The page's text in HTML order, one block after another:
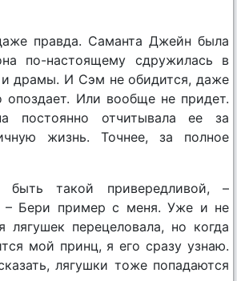
правда. Саманта Джейн была
по-настоящему сдружилась в
и драмы. И Сэм не обидится, даже
опоздает. Или вообще не придет.
постоянно отчитывала ее за
жизнь. Точнее, за полное
такой привередливой, –
– Бери пример с меня. Уже и не
лягушек перецеловала, но когда
мой принц, я его сразу узнаю.
лягушки тоже попадаются